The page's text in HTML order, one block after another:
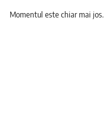
Momentul este chiar mai jos.